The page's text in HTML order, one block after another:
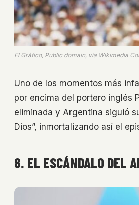
El Gráfico, Public domain, via Wikimedia
Uno de los momentos más
por encima del portero inglés
eliminada y Argentina siguió
Dios”, inmortalizando así el
8. EL ESCÁNDALO DEL